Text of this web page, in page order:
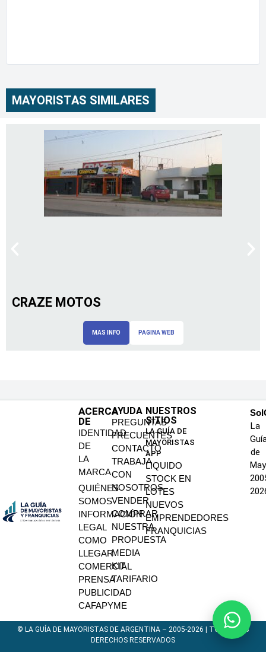
MAYORISTAS SIMILARES
CRAZE MOTOS
MAS INFO PAGINA WEB
ACERCA
DE
IDENTIDAD
DE
LA
MARCA
QUIÉNES
SOMOS
INFORMACIÓN
LEGAL
COMO
LLEGAR
COMERCIAL
PRENSA
PUBLICIDAD
CAFAPYME
AYUDA
PREGUNTAS
FRECUENTES
CONTACTO
TRABAJA
CON
NOSOTROS
VENDER
COMPRAR
NUESTRA
PROPUESTA
MEDIA
KIT
TARIFARIO
NUESTROS
SITIOS
LA GUÍA DE
MAYORISTAS
APP
LIQUIDO
STOCK EN
LOTES
NUEVOS
EMPRENDEDORES
FRANQUICIAS
La
de
© LA GUÍA DE MAYORISTAS DE ARGENTINA – 2005-2026 | TODOS LOS
DERECHOS RESERVADOS